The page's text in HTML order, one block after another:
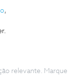
,
relevante. Marque